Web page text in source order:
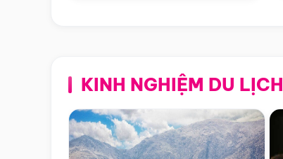
KINH NGHIỆM DU LỊCH